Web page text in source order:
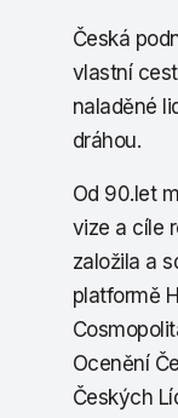
Česká
vlastní
naladěné
dráhou.
Od 90.let
vize a cíle
založila a
platformě
Ocenění
Českých